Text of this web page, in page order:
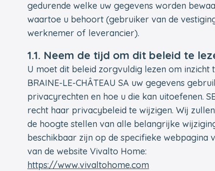
gedurende welke uw gegevens worden
waartoe u behoort (gebruiker van de
werknemer of leverancier).
1.1. Neem de tijd om dit beleid te
U moet dit beleid zorgvuldig lezen om inzicht
BRAINE-LE-CHÂTEAU SA uw gegevens
privacyrechten en hoe u die kan uitoefenen.
recht haar privacybeleid te wijzigen. Wij
de hoogte stellen van alle belangrijke
beschikbaar zijn op de specifieke
van de website Vivalto Home:
https://www.vivaltohome.com